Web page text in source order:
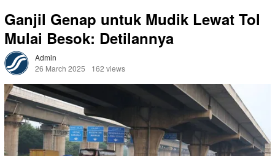
Ganjil Genap untuk Mudik Lewat Tol
Mulai Besok: Detilannya
Admin
26 March 2025
162 views